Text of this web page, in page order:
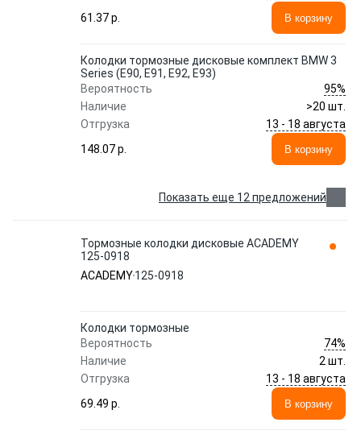
61.37 p.
В корзину
Колодки тормозные дисковые комплект BMW 3
Series (E90, E91, E92, E93)
Вероятность
95%
Наличие
>20 шт.
Отгрузка
13 - 18 августа
148.07 p.
В корзину
Показать еще 12 предложений
Тормозные колодки дисковые ACADEMY
125-0918
ACADEMY125-0918
Колодки тормозные
Вероятность
74%
Наличие
2 шт.
Отгрузка
13 - 18 августа
69.49 p.
В корзину